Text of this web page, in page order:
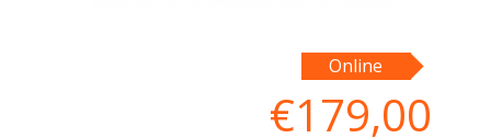
Online
€179,00